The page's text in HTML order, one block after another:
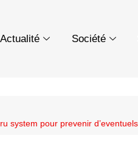
Actualité Société
system pour prevenir